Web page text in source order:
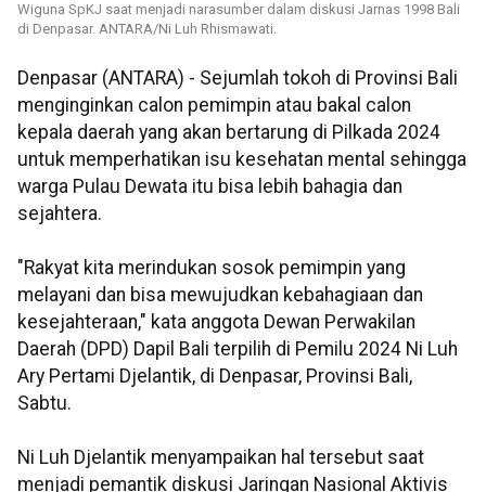
Wiguna SpKJ saat menjadi narasumber dalam diskusi Jarnas 1998 Bali
di Denpasar. ANTARA/Ni Luh Rhismawati.
Denpasar (ANTARA) - Sejumlah tokoh di Provinsi Bali
menginginkan calon pemimpin atau bakal calon
kepala daerah yang akan bertarung di Pilkada 2024
untuk memperhatikan isu kesehatan mental sehingga
warga Pulau Dewata itu bisa lebih bahagia dan
sejahtera.
"Rakyat kita merindukan sosok pemimpin yang
melayani dan bisa mewujudkan kebahagiaan dan
kesejahteraan," kata anggota Dewan Perwakilan
Daerah (DPD) Dapil Bali terpilih di Pemilu 2024 Ni Luh
Ary Pertami Djelantik, di Denpasar, Provinsi Bali,
Sabtu.
Ni Luh Djelantik menyampaikan hal tersebut saat
menjadi pemantik diskusi Jaringan Nasional Aktivis